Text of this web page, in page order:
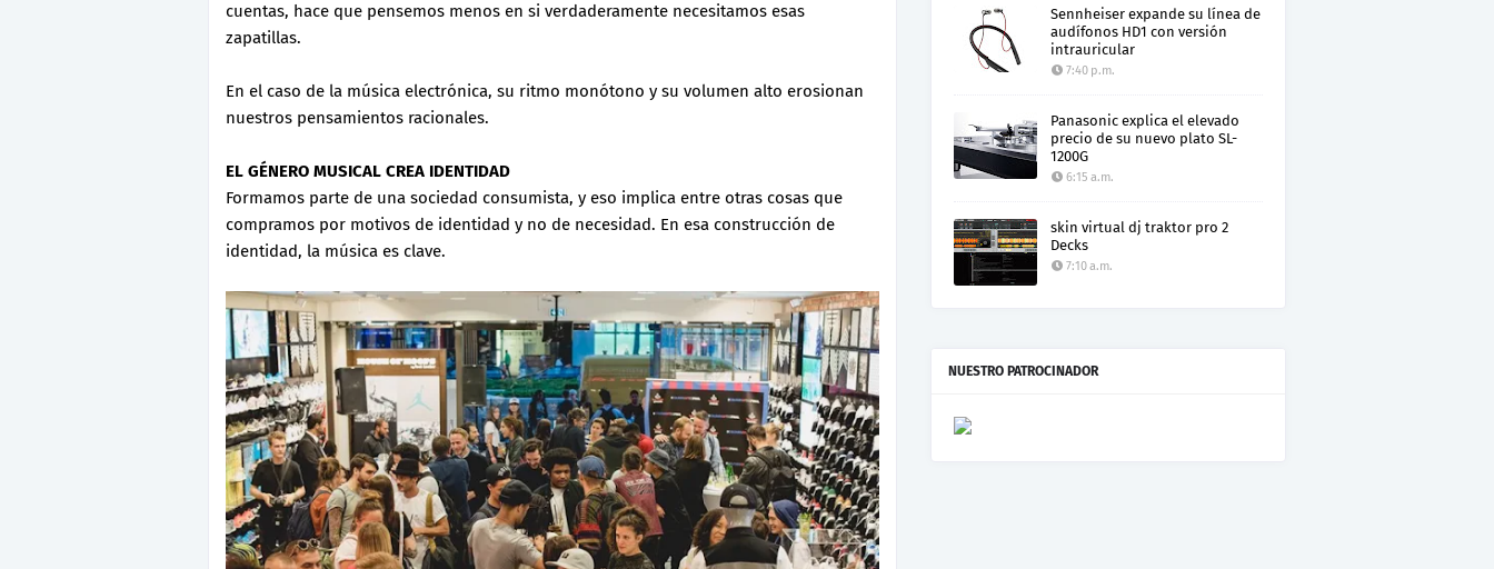
cuentas, hace que pensemos menos en si verdaderamente necesitamos esas
zapatillas.
En el caso de la música electrónica, su ritmo monótono y su volumen alto erosionan
nuestros pensamientos racionales.
EL GÉNERO MUSICAL CREA IDENTIDAD
Formamos parte de una sociedad consumista, y eso implica entre otras cosas que
compramos por motivos de identidad y no de necesidad. En esa construcción de
identidad, la música es clave.
Sennheiser expande su línea de
audífonos HD1 con versión
intrauricular
7:40 p.m.
Panasonic explica el elevado
precio de su nuevo plato SL-
1200G
6:15 a.m.
skin virtual dj traktor pro 2
Decks
7:10 a.m.
NUESTRO PATROCINADOR